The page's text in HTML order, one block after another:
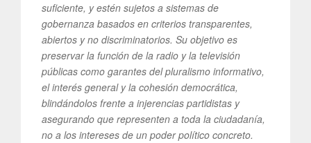
suficiente, y estén sujetos a sistemas de
gobernanza basados en criterios transparentes,
abiertos y no discriminatorios. Su objetivo es
preservar la función de la radio y la televisión
públicas como garantes del pluralismo informativo,
el interés general y la cohesión democrática,
blindándolos frente a injerencias partidistas y
asegurando que representen a toda la ciudadanía,
no a los intereses de un poder político concreto.